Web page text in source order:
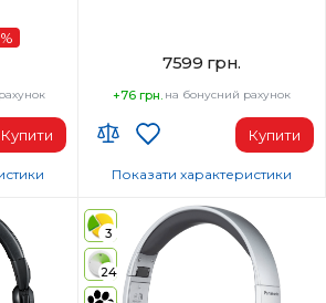
%
Купити
Гц:
7599 грн.
+76 грн. на бонусний рахунок
Купити
Тип навушників:
Повнорозмірні
Діапазон частот навушників, Гц:
8-30000
Показати характеристики
3
24